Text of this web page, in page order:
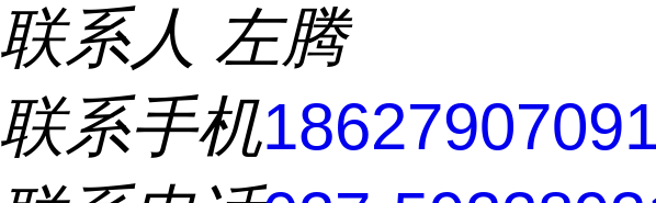
联系人 左腾
联系手机